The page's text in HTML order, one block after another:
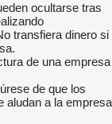
ocultarse tras
transfiera dinero si
de una empresa
de que los
aludan a la empresa